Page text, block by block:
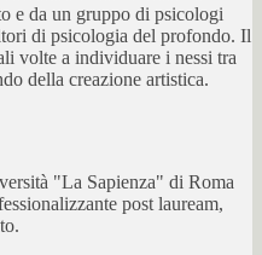
e da un gruppo di psicologi
di psicologia del profondo. Il
volte a individuare i nessi tra
della creazione artistica.
"La Sapienza" di Roma
post lauream,